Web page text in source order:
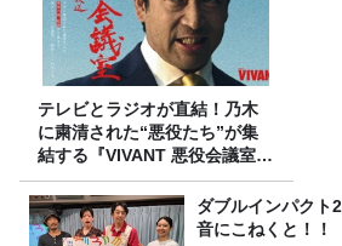
テレビとラジオが直結！乃木
に粛清された“悪役たち”が集
結する『VIVANT 悪役会議室』
7/26(日)23時スタート！
ダブルインパクト
音にこねくと！！